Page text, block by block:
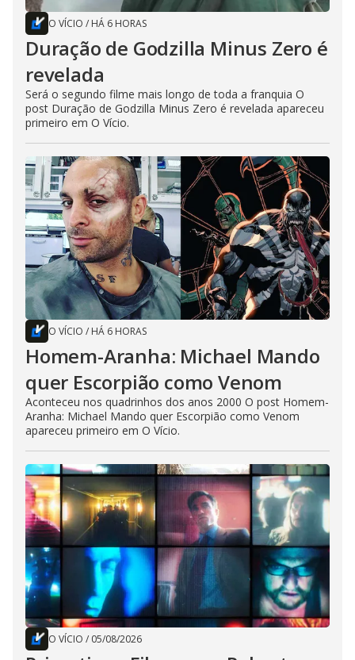
O VÍCIO / HÁ 6 HORAS
Duração de Godzilla Minus Zero é
revelada
Será o segundo filme mais longo de toda a franquia O
post Duração de Godzilla Minus Zero é revelada apareceu
primeiro em O Vício.
O VÍCIO / HÁ 6 HORAS
Homem-Aranha: Michael Mando
quer Escorpião como Venom
Aconteceu nos quadrinhos dos anos 2000 O post Homem-
Aranha: Michael Mando quer Escorpião como Venom
apareceu primeiro em O Vício.
O VÍCIO / 05/08/2026